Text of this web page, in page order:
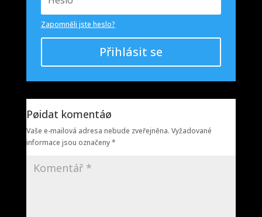
Zapomněli jste heslo?
Přihlásit se
Pøidat komentáø
Vaše e-mailová adresa nebude zveřejněna. Vyžadované
informace jsou označeny*